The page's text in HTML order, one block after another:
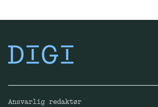
Ansvarlig redaktør